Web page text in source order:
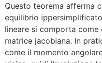
Questo teorema afferma
equilibrio
lineare si comporta come
matrice jacobiana. In
come il momento